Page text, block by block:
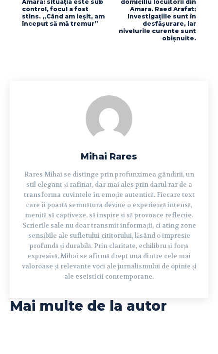
Amara: situația este sub
control, focul a fost
stins. „Când am ieșit, am
început să mă tremur”
domiciliu locuitorii din
Amara. Raed Arafat:
Investigațiile sunt în
desfășurare, iar
nivelurile curente sunt
obișnuite.
Mihai Rares
Rares Mihai se distinge prin profunzimea gândirii, un
stil elegant și rafinat, dar mai ales prin darul rar de a
transforma cuvintele în emoție autentică. Fiecare text
care îi poartă semnătura devine o experiență intensă,
menită să captiveze, să inspire și să provoace reflecție.
Scrierile sale nu doar transmit informații, ci ating zone
sensibile ale sufletului cititorului, lăsând o impresie
profundă și durabilă. Prin claritate, echilibru și forță
expresivă, Mihai se afirmă drept una dintre cele mai
valoroase și relevante voci ale jurnalismului de opinie și
ale eseisticii contemporane.
Mai multe de la autor